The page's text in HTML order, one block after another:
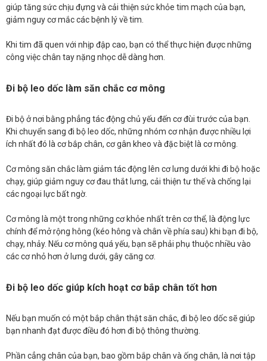
giúp tăng sức chịu đựng và cải thiện sức khỏe tim mạch của bạn,
giảm nguy cơ mắc các bệnh lý về tim.
Khi tim đã quen với nhịp đập cao, bạn có thể thực hiện được những
công việc chân tay nặng nhọc dễ dàng hơn.
Đi bộ leo dốc làm săn chắc cơ mông
Đi bộ ở nơi bằng phẳng tác động chủ yếu đến cơ đùi trước của bạn.
Khi chuyển sang đi bộ leo dốc, những nhóm cơ nhận được nhiều lợi
ích nhất đó là cơ bắp chân, cơ gân kheo và đặc biệt là cơ mông.
Cơ mông săn chắc làm giảm tác động lên cơ lưng dưới khi đi bộ hoặc
chạy, giúp giảm nguy cơ đau thắt lưng, cải thiện tư thế và chống lại
các ngoại lực bất ngờ.
Cơ mông là một trong những cơ khỏe nhất trên cơ thể, là động lực
chính để mở rộng hông (kéo hông và chân về phía sau) khi bạn đi bộ,
chạy, nhảy. Nếu cơ mông quá yếu, bạn sẽ phải phụ thuộc nhiều vào
các cơ nhỏ hơn ở lưng dưới, gây căng cơ.
Đi bộ leo dốc giúp kích hoạt cơ bắp chân tốt hơn
Nếu bạn muốn có một bắp chân thật săn chắc, đi bộ leo dốc sẽ giúp
bạn nhanh đạt được điều đó hơn đi bộ thông thường.
Phần cẳng chân của bạn, bao gồm bắp chân và ống chân, là nơi tập